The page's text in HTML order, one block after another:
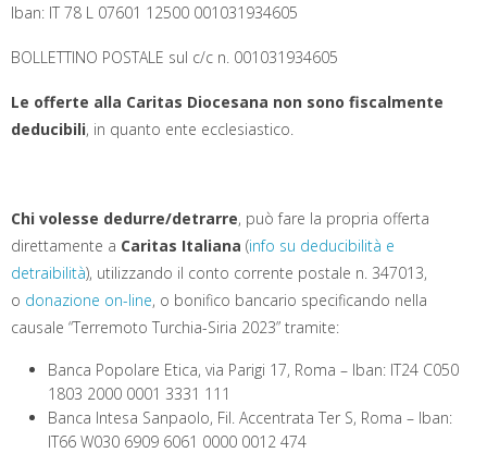
Iban: IT 78 L 07601 12500 001031934605
BOLLETTINO POSTALE sul c/c n. 001031934605
Le offerte alla Caritas Diocesana non sono fiscalmente
deducibili, in quanto ente ecclesiastico.
Chi volesse dedurre/detrarre, può fare la propria offerta
direttamente a Caritas Italiana (info su deducibilità e
detraibilità), utilizzando il conto corrente postale n. 347013,
o donazione on-line, o bonifico bancario specificando nella
causale “Terremoto Turchia-Siria 2023” tramite:
Banca Popolare Etica, via Parigi 17, Roma – Iban: IT24 C050
1803 2000 0001 3331 111
Banca Intesa Sanpaolo, Fil. Accentrata Ter S, Roma – Iban:
IT66 W030 6909 6061 0000 0012 474